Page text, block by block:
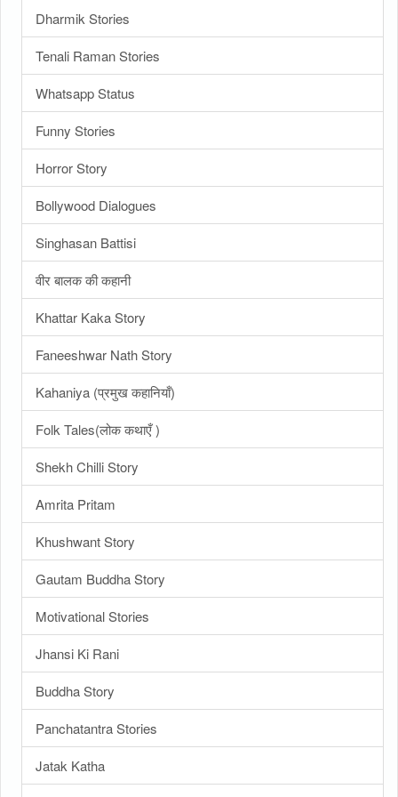
Dharmik Stories
Tenali Raman Stories
Whatsapp Status
Funny Stories
Horror Story
Bollywood Dialogues
Singhasan Battisi
वीर बालक की कहानी
Khattar Kaka Story
Faneeshwar Nath Story
Kahaniya (प्रमुख कहानियाँ)
Folk Tales(लोक कथाएँ )
Shekh Chilli Story
Amrita Pritam
Khushwant Story
Gautam Buddha Story
Motivational Stories
Jhansi Ki Rani
Buddha Story
Panchatantra Stories
Jatak Katha